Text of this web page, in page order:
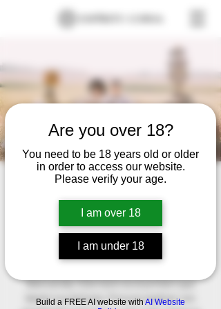
Are you over 18?
You need to be 18 years old or older
in order to access our website.
Please verify your age.
I am over 18
I am under 18
Build a FREE AI website with AI Website
Boda de Virginia y
David
Fri, May 15
  |
Puig-arnau Pubil, 25283
Canalda, Lérida, España
Bienvenida. Este texto es el primero que
leerán tus lectores. Procura explicar con